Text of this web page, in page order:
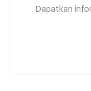
Dapatkan